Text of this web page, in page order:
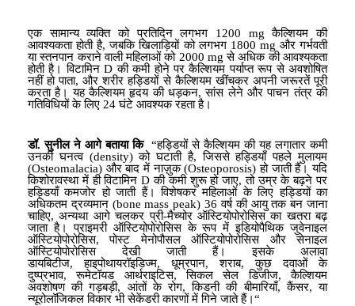
एक सामान्य व्यक्ति को प्रतिदिन लगभग 1200 mgकैल्शियम
की
आवश्यकता होती है,जबकि खिलाड़ियों को लगभग 1800 mg और गर्भवती
या स्तनपान कराने वाली महिलाओं को 2000 mgसे अधिक की आवश्यकता
होती है। विटामिनDकी कमी होने पर कैल्शियम पर्याप्त रूप से अवशोषित
नहीं हो पाता,और शरीर हड्डियों से कैल्शियम खींचकर अपनी जरूरतें पूरी
करता है। यह कैल्शियम हृदय की धड़कन,सांस लेने और पाचन तंत्र की
गतिविधियों के लिए 24घंटे आवश्यक रहता है।
डॉ. सुनील ने आगे बताया कि“हड्डियों से कैल्शियम की यह लगातार कमी
उनकी घनत्व (density)को घटाती है,जिससे हड्डियाँ पहले मुलायम
(Osteomalacia) और बाद में नाज़ुक (Osteoporosis)हो जाती हैं। यदि
किशोरावस्था में ही विटामिनDकी कमी शुरू हो जाए,तो उम्र के बढ़ने पर
हड्डियाँ कमजोर हो जाती हैं। विशेषकर महिलाओं के लिए हड्डियों का
अधिकतम द्रव्यमान (bone mass peak) 36वर्ष की आयु तक बन जाना
चाहिए,अन्यथा आगे चलकर प्री-मैच्योर ऑस्टियोपोरोसिस का खतरा बढ़
जाता है। प्राइमरी ऑस्टियोपोरोसिस के रूप में इडियोपैथिक जुवेनाइल
ऑस्टियोपोरोसिस,पोस्ट मेनोपौसल ऑस्टियोपोरोसिस और सेनाइल
ऑस्टियोपोरोसिस
देखी जाती हैं। इसके अलावा
डायबिटीज,हाइपोथायरॉइडिज्म, धूम्रपान,शराब,कुछ दवाओं के
दुष्प्रभाव,रूमेटॉयड आर्थराइटिस,सिकल सेल डिजीज,कैल्शियम
अवशोषण की गड़बड़ी, आंतों के रोग,किडनी की बीमारियाँ,कैंसर,या
न्यूरोलॉजिकल विकार भी सेकेंडरी कारणों में गिने जाते हैं।“